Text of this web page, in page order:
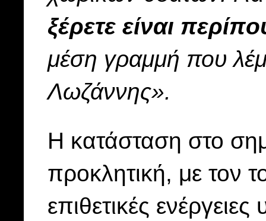
ξέρετε είναι
μέση γραμμή που
Λωζάννης».
Η κατάσταση στο
προκλητική, με τον
επιθετικές